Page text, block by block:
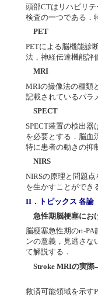
頭部CTはリハビリ
検査の一つである．
PET
PETによる脳機能診
法，神経伝達機能評
MRI
MRIの撮像法の種類
記載されているパラ
SPECT
SPECT装置の検出
を必要とする．脳血
特に患者の動きの抑
NIRS
NIRSの原理と問題
を生かすことができ
II．トピックス 各論
急性期脳梗塞にお
脳梗塞急性期のrt-
ンの意義，見逃さな
て解説する．
Stroke MRIの実
救済可能領域を示す